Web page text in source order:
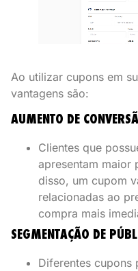
Ao utilizar cupons em
vantagens são:
AUMENTO DE
Clientes que
apresentam maior
disso, um cupom
relacionadas ao
compra mais
SEGMENTAÇÃO DE
Diferentes cupons